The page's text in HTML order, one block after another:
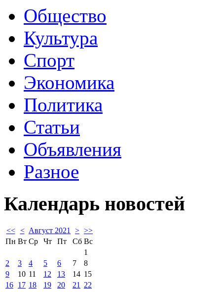
Общество
Культура
Спорт
Экономика
Политика
Статьи
Объявления
Разное
Календарь новостей
<< < Август 2021 > >>
Пн Вт Ср Чт Пт Сб Вс
1
2
3 4 5 6 7
8
9
10 11 12 13 14 15
16 17 18 19 20 21
22